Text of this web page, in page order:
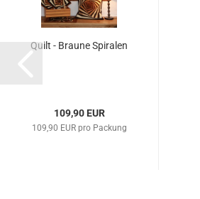
Quilt - Braune Spiralen
109,90 EUR
109,90 EUR pro Packung